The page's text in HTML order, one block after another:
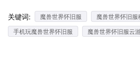
关键词: 魔兽世界怀旧服
魔兽世界怀旧服
手机玩魔兽世界怀旧服
魔兽世界怀旧服云